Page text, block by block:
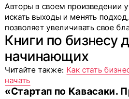
Авторы в своем произведении
искать выходы и менять
позволяет увеличивать свое
Книги по бизнесу
начинающих
Читайте также: Как стать
начать
«Стартап по Кавасаки.